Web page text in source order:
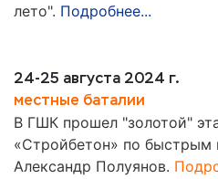
лето". Подробнее...
24-25 августа 2024 г.
местные баталии
В ГШК прошел "золотой"
«Стройбетон» по
Александр Полуянов.